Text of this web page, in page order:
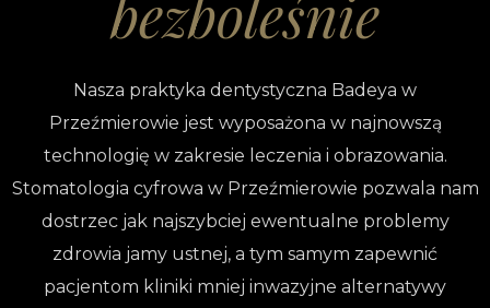
Nasza praktyka dentystyczna Badeya w
Przeźmierowie jest wyposażona w najnowszą
technologię w zakresie leczenia i obrazowania.
Stomatologia cyfrowa w Przeźmierowie pozwala nam
dostrzec jak najszybciej ewentualne problemy
zdrowia jamy ustnej, a tym samym zapewnić
pacjentom kliniki mniej inwazyjne alternatywy